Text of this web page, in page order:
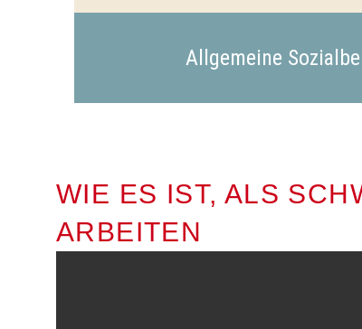
Allgemeine
WIE ES IST, ALS
ARBEITEN